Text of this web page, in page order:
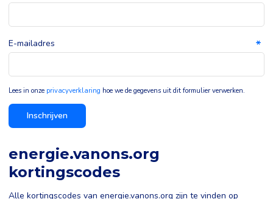
E-mailadres
Lees in onze privacyverklaring hoe we de gegevens uit dit formulier verwerken.
Inschrijven
energie.vanons.org
kortingscodes
Alle kortingscodes van energie.vanons.org zijn te vinden op